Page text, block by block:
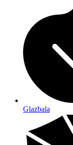
Glazbala